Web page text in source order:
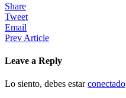
Share
Tweet
Email
Prev Article
Leave a Reply
Lo siento, debes estarconectado